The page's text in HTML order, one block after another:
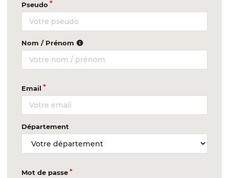
Pseudo
Nom / Prénom
Email
Département
Mot de passe